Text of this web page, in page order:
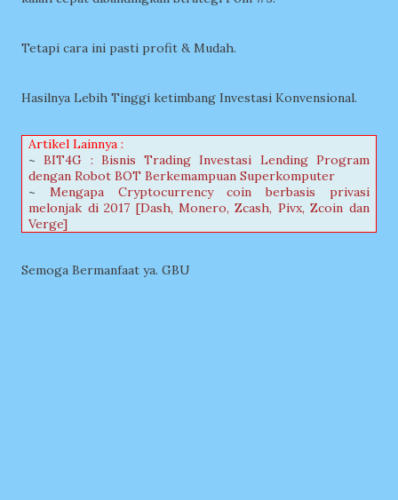
Tetapi cara ini pasti profit & Mudah.
Hasilnya Lebih Tinggi ketimbang Investasi Konvensional.
Artikel Lainnya :
~BIT4G : Bisnis Trading Investasi Lending Program
dengan Robot BOT Berkemampuan Superkomputer
~ Mengapa Cryptocurrency coin berbasis privasi
melonjak di 2017 [Dash, Monero, Zcash, Pivx, Zcoin dan
Verge]
Semoga Bermanfaat ya. GBU